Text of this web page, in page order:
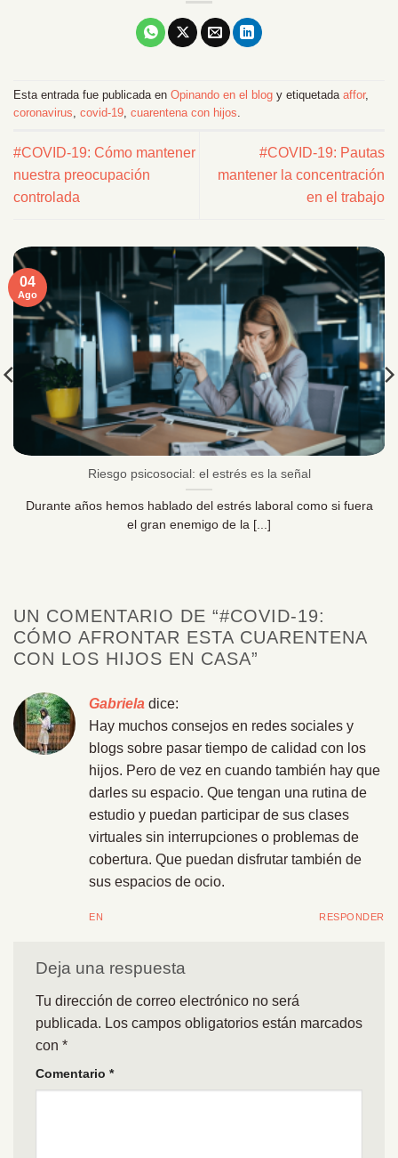
Esta entrada fue publicada en Opinando en el blog y etiquetada affor,
coronavirus, covid-19, cuarentena con hijos.
#COVID-19: Cómo mantener
nuestra preocupación
controlada
#COVID-19: Pautas
mantener la concentración
en el trabajo
Riesgo psicosocial: el estrés es la señal
Durante años hemos hablado del estrés laboral como si fuera
el gran enemigo de la [...]
04
Ago
UN COMENTARIO DE “#COVID-19:
CÓMO AFRONTAR ESTA CUARENTENA
CON LOS HIJOS EN CASA”
Gabriela dice:
Hay muchos consejos en redes sociales y
blogs sobre pasar tiempo de calidad con los
hijos. Pero de vez en cuando también hay que
darles su espacio. Que tengan una rutina de
estudio y puedan participar de sus clases
virtuales sin interrupciones o problemas de
cobertura. Que puedan disfrutar también de
sus espacios de ocio.
EN RESPONDER
Deja una respuesta
Tu dirección de correo electrónico no será
publicada. Los campos obligatorios están marcados
con *
Comentario *